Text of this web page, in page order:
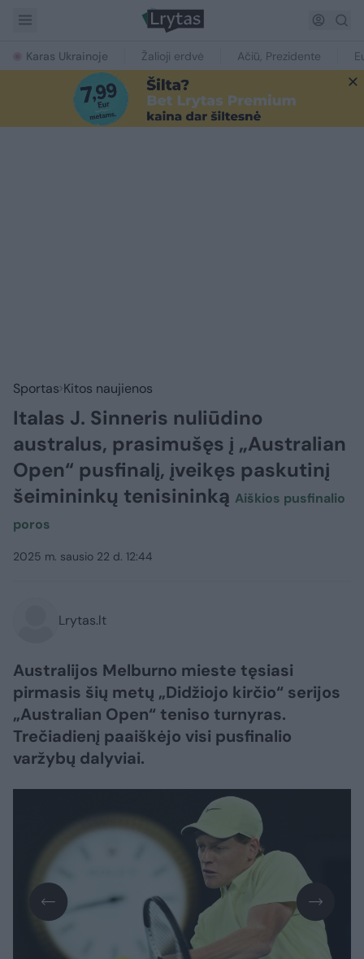
Karas Ukrainoje Žalioji erdvė Ačiū, Prezidente
Sportas Kitos naujienos
Italas J. Sinneris nuliūdino
australus, prasimušęs į „Australian
Open“ pusfinalį, įveikęs paskutinį
šeimininkų tenisininką Aiškios pusfinalio
poros
2025 m. sausio 22 d. 12:44
Lrytas.lt
Australijos Melburno mieste tęsiasi
pirmasis šių metų „Didžiojo kirčio“ serijos
„Australian Open“ teniso turnyras.
Trečiadienį paaiškėjo visi pusfinalio
varžybų dalyviai.